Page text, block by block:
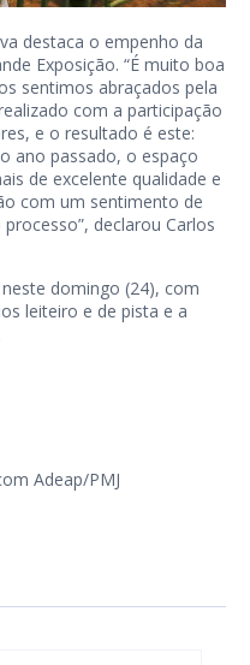
destaca o empenho da
Exposição. “É muito boa
sentimos abraçados pela
com a participação
e o resultado é este:
ano passado, o espaço
de excelente qualidade e
com um sentimento de
declarou Carlos
domingo (24), com
leiteiro e de pista e a
Adeap/PMJ